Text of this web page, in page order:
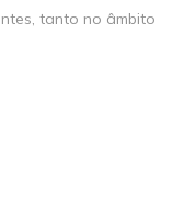
tanto no âmbito